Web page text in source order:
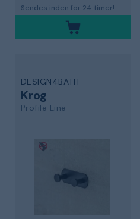
Sendes inden for 24 timer!
DESIGN4BATH
Krog
Profile Line